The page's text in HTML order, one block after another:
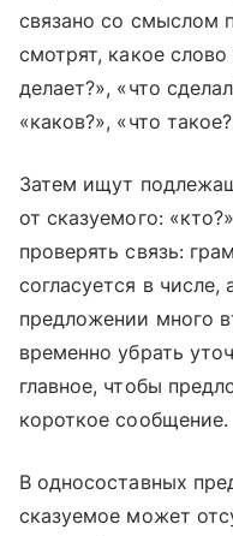
связано со смыслом
смотрят, какое
делает?», «что
«каков?», «что
Затем ищут
от сказуемого:
проверять связь:
согласуется в числе,
предложении много
временно убрать
главное, чтобы
короткое сообщение.
В односоставных
сказуемое может